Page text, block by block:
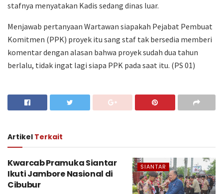
stafnya menyatakan Kadis sedang dinas luar.
Menjawab pertanyaan Wartawan siapakah Pejabat Pembuat
Komitmen (PPK) proyek itu sang staf tak bersedia memberi
komentar dengan alasan bahwa proyek sudah dua tahun
berlalu, tidak ingat lagi siapa PPK pada saat itu. (PS 01)
Artikel Terkait
SIANTAR
Kwarcab Pramuka Siantar
Ikuti Jambore Nasional di
Cibubur